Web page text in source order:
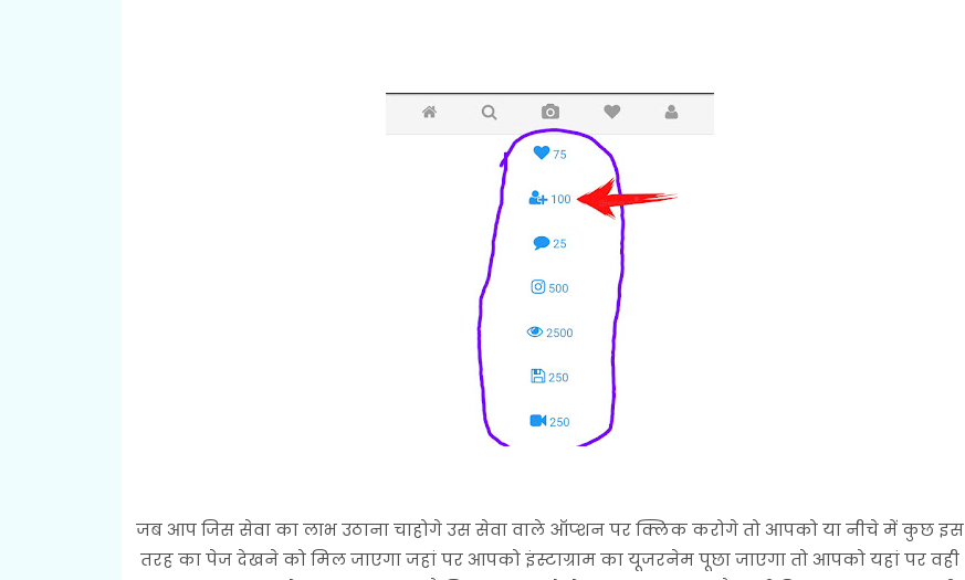
जब आप जिस सेवा का लाभ उठाना चाहोगे उस सेवा वाले ऑप्शन पर क्लिक करोगे तो आपको या नीचे में कुछ इस
तरह का पेज देखने को मिल जाएगा जहां पर आपको इंस्टाग्राम का यूजरनेम पूछा जाएगा तो आपको यहां पर वही